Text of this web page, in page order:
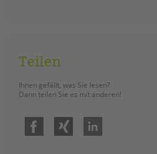
Teilen
Ihnen gefällt, was Sie lesen?
Dann teilen Sie es mit anderen!
Facebook